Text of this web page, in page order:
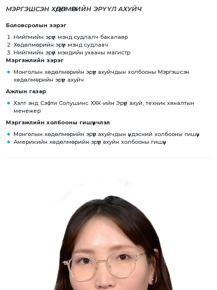
МЭРГЭШСЭН ХӨДӨЛМӨРИЙН ЭРҮҮЛ АХУЙЧ
Боловсролын зэрэг
Нийгмийн эрүүл мэнд судлалч бакалавр
Хөдөлмөрийн эрүүл мэнд судлаач
Нийгмийн эрүүл мэндийн ухааны магистр
Мэргэжлийн зэрэг
Монголын хөдөлмөрийн эрүүл ахуйчдын холбооны Мэргэшсэн
хөдөлмөрийн эрүүл ахуйч
Ажлын газар
Хэлт энд Сэфти Солушинс ХХК-ийн Эрүүл ахуй, техник хяналтын
менежер
Мэргэжлийн холбооны гишүүнчлэл
Монголын хөдөлмөрийн эрүүл ахуйчдын үндэсний холбооны гишүүн
Америкийн хөдөлмөрийн эрүүл ахуйн холбооны гишүүн